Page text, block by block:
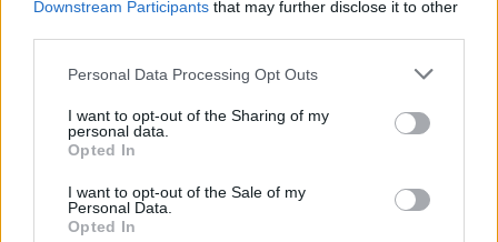
Downstream Participants that may further disclose it to other
Personal Data Processing Opt Outs
I want to opt-out of the Sharing of my
personal data.
Opted In
I want to opt-out of the Sale of my
Personal Data.
Opted In
Edellinen artikkeli
Leijonat saa
Seuraava artikkeli